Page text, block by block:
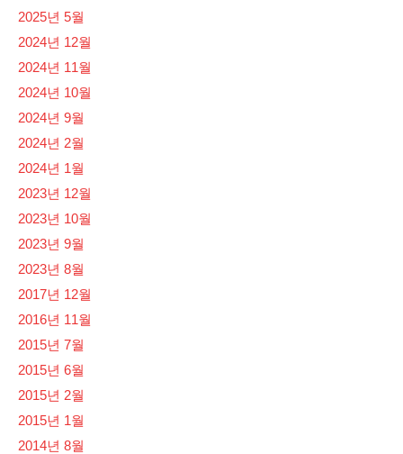
2025년 5월
2024년 12월
2024년 11월
2024년 10월
2024년 9월
2024년 2월
2024년 1월
2023년 12월
2023년 10월
2023년 9월
2023년 8월
2017년 12월
2016년 11월
2015년 7월
2015년 6월
2015년 2월
2015년 1월
2014년 8월